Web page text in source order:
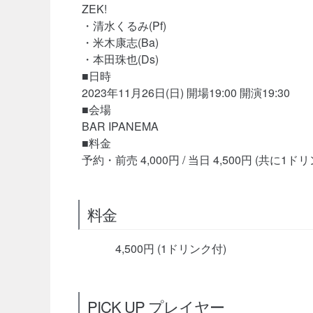
ZEK!
・清水くるみ(Pf)
・米木康志(Ba)
・本田珠也(Ds)
■日時
2023年11月26日(日) 開場19:00 開演19:30
■会場
BAR IPANEMA
■料金
予約・前売 4,000円 / 当日 4,500円 (共に1ドリ
料金
4,500円 (1ドリンク付)
PICK UP プレイヤー